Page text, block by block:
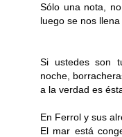
Sólo una nota,
luego se nos
Si ustedes son
noche,
a la verdad es
En Ferrol y sus
El mar está